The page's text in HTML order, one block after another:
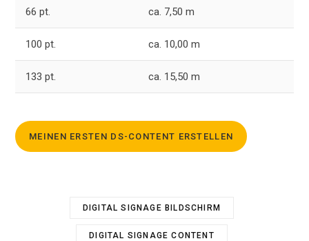
66 pt. ca. 7,50 m
100 pt. ca. 10,00 m
133 pt. ca. 15,50 m
MEINEN ERSTEN DS-CONTENT ERSTELLEN
DIGITAL SIGNAGE BILDSCHIRM
DIGITAL SIGNAGE CONTENT